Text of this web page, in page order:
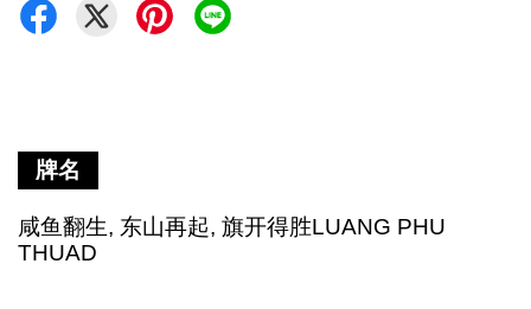
牌名
咸鱼翻生, 东山再起, 旗开得胜LUANG PHU
THUAD